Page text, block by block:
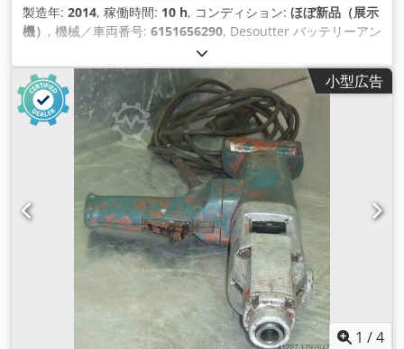
製造年: 2014, 稼働時間: 10 h, コンディション: ほぼ新品（展示
機） , 機械／車両番号: 6151656290, Desoutter バッテリーアン
グルドライバー シャットオフ ELS15-480-A デモツール 充電器
230 V Ladegeraet + 2つのバッテリー（18 V 2,6 Ah）が含まれ
ています。 フリースピード：200～480rpm トルクの範囲。
133 in.lb まで 44,2 in.lb 出力ドライブ。3/8sq. 長さ：16.5イ
ンチ 重量（バッテリーなし）：2.6 lb. Crjdpfxjcr H Eas Agxjf
小型広告
1 /4